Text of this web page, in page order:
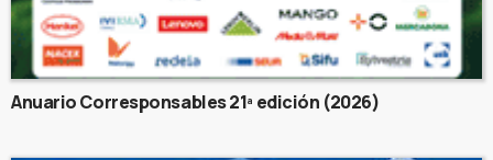
Anuario Corresponsables 21ª edición (2026)